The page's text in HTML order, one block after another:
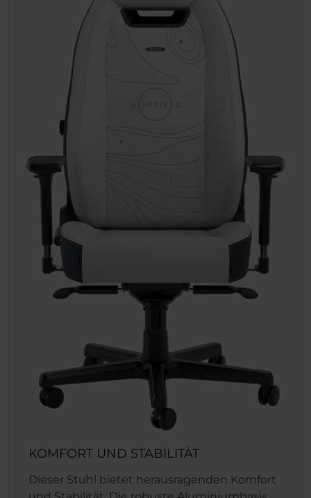
KOMFORT UND STABILITÄT
Dieser Stuhl bietet herausragenden Komfort